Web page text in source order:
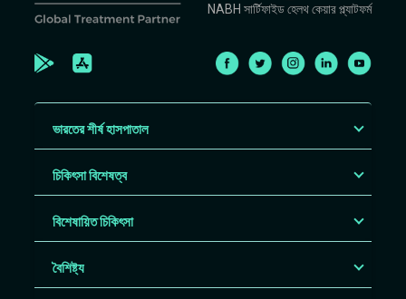
NABH সার্টিফাইড হেলথ কেয়ার প্ল্যাটফর্ম
ভারতের শীর্ষ হাসপাতাল
চিকিৎসা বিশেষত্ব
বিশেষায়িত চিকিৎসা
বৈশিষ্ট্য